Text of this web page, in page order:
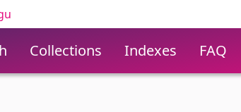
Collections Indexes FAQ